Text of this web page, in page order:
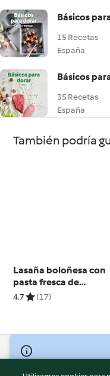
Básicos
15 Recetas
España
Básicos
35 Recetas
España
También podría
Lasaña boloñesa con
pasta fresca de
espinacas
4.7 (17)
© Copyright 2026